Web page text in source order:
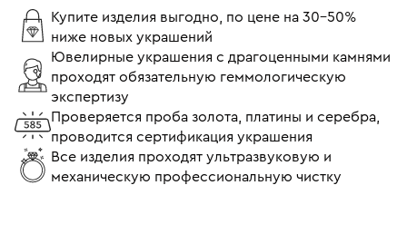
Золотые серьги с рубином
Серьги из белого золота с бриллиантами
Серьги пусеты (гвоздики) Серьги с бриллиантами
Серьги 750 пробы
Серьги пусеты (гвоздики) с бриллиантами
Купите изделия выгодно, по цене на 30-50%
ниже новых украшений
Ювелирные украшения с драгоценными камнями
проходят обязательную геммологическую
экспертизу
Проверяется проба золота, платины и серебра,
проводится сертификация украшения
Все изделия проходят ультразвуковую и
механическую профессиональную чистку